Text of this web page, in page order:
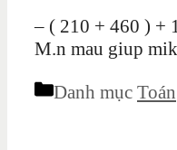
– ( 210 + 460 ) +
M.n mau giup
Danh mục Toán